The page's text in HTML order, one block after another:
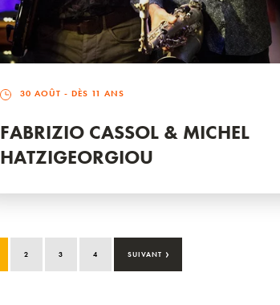
30 AOÛT - DÈS 11 ANS
FABRIZIO CASSOL & MICHEL
HATZIGEORGIOU
2 3 4 SUIVANT ›